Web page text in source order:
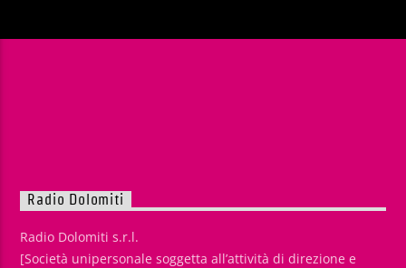
Radio Dolomiti
Radio Dolomiti s.r.l.
[Società unipersonale soggetta all’attività di direzione e